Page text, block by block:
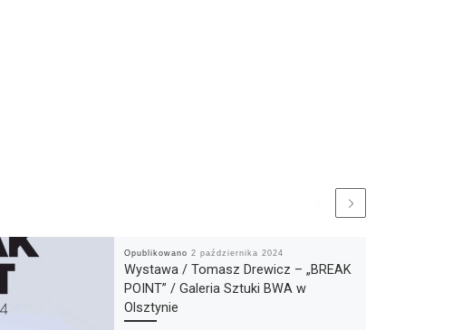
Opublikowano 2 października 2024
Wystawa / Tomasz Drewicz – „BREAK
POINT” / Galeria Sztuki BWA w
Olsztynie